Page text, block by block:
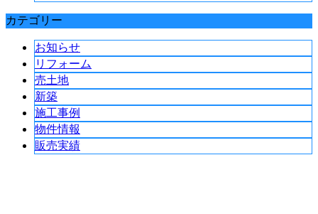
カテゴリー
お知らせ
リフォーム
売土地
新築
施工事例
物件情報
販売実績